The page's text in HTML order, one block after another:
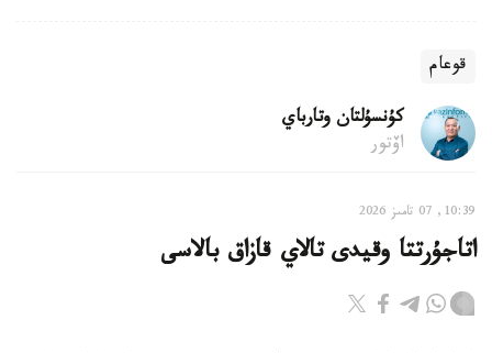
قوعام
كۇنسۇلتان وتارباي
اۆتور
10:39, 07 تامىز 2026
اتاجۇرتتا وقيدى تالاي قازاق بالاسى